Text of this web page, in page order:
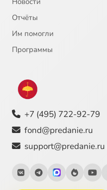
Отчёты
Им помогли
Программы
+7 (495) 722-92-79
fond@predanie.ru
support@predanie.ru